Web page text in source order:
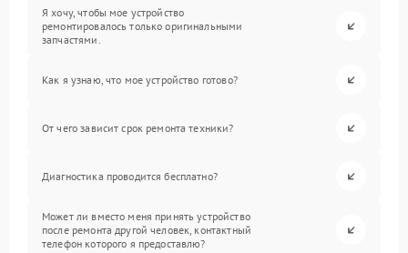
Я хочу, чтобы мое устройство
ремонтировалось только оригинальными
запчастями.
Как я узнаю, что мое устройство готово?
От чего зависит срок ремонта техники?
Диагностика проводится бесплатно?
Может ли вместо меня принять устройство
после ремонта другой человек, контактный
телефон которого я предоставлю?